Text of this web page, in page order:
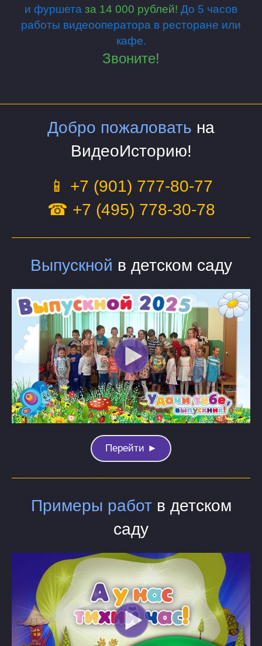
и фуршета за 14 000 рублей! До 5 часов
работы видеооператора в ресторане или
кафе.
Звоните!
Добро пожаловать на
ВидеоИсторию!
📱 +7 (901) 777-80-77
☎ +7 (495) 778-30-78
Выпускной в детском саду
Перейти ►
Примеры работв детском
саду